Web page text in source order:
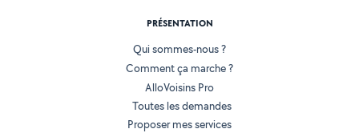
PRÉSENTATION
Qui sommes-nous ?
Comment ça marche ?
AlloVoisins Pro
Toutes les demandes
Proposer mes services